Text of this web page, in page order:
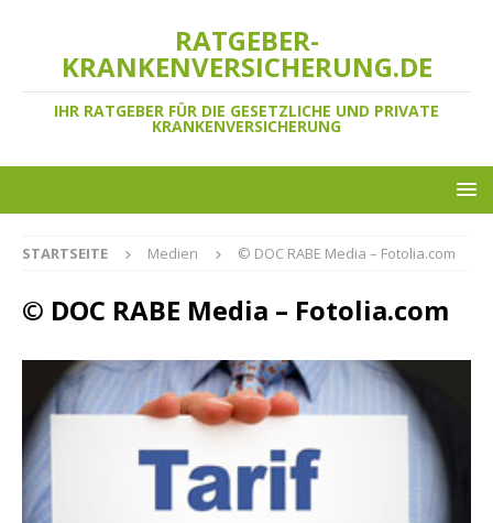
RATGEBER-
KRANKENVERSICHERUNG.DE
IHR RATGEBER FÜR DIE GESETZLICHE UND PRIVATE
KRANKENVERSICHERUNG
STARTSEITE Medien © DOC RABE Media – Fotolia.com
© DOC RABE Media – Fotolia.com